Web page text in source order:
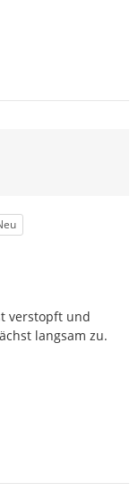
verstopft und
langsam zu.